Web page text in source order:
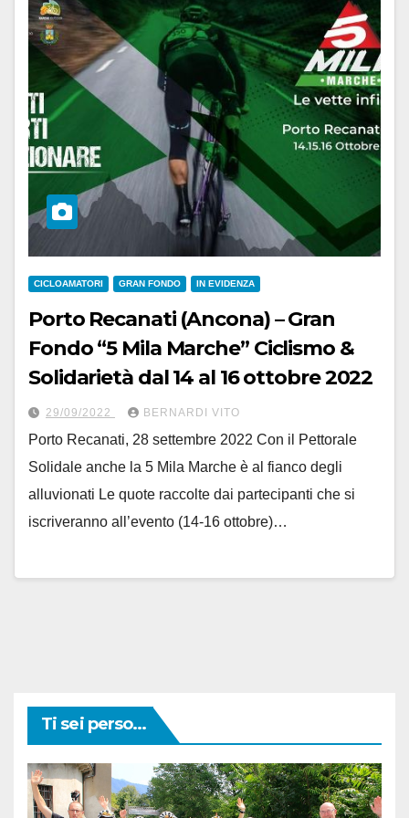
CICLOAMATORI GRAN FONDO IN EVIDENZA
Porto Recanati (Ancona) – Gran
Fondo “5 Mila Marche” Ciclismo &
Solidarietà dal 14 al 16 ottobre 2022
29/09/2022 BERNARDI VITO
Porto Recanati, 28 settembre 2022 Con il Pettorale
Solidale anche la 5 Mila Marche è al fianco degli
alluvionati Le quote raccolte dai partecipanti che si
iscriveranno all’evento (14-16 ottobre)…
Ti sei perso...